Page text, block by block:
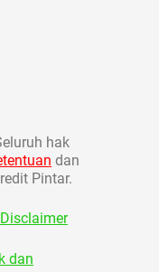
hak
dan
Pintar.
Disclaimer
dan